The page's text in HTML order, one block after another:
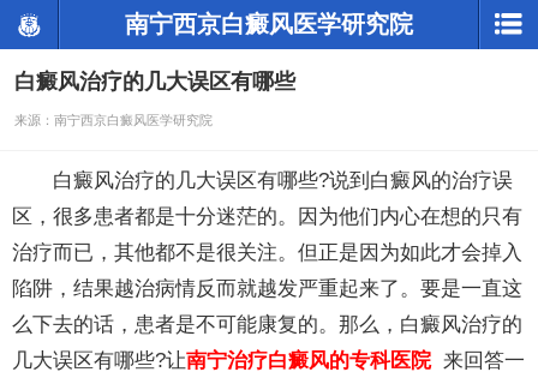
南宁西京白癜风医学研究院
白癜风治疗的几大误区有哪些
来源：南宁西京白癜风医学研究院
白癜风治疗的几大误区有哪些?说到白癜风的治疗误
区，很多患者都是十分迷茫的。因为他们内心在想的只有
治疗而已，其他都不是很关注。但正是因为如此才会掉入
陷阱，结果越治病情反而就越发严重起来了。要是一直这
么下去的话，患者是不可能康复的。那么，白癜风治疗的
几大误区有哪些?让南宁治疗白癜风的专科医院 来回答一